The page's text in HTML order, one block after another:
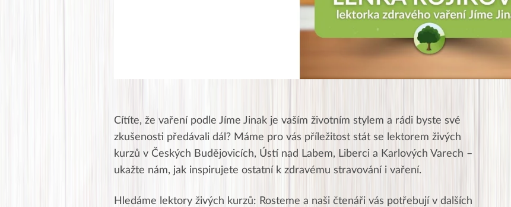
Cítíte, že vaření podle Jíme Jinak je vaším životním stylem a rádi byste své
zkušenosti předávali dál? Máme pro vás příležitost stát se lektorem živých
kurzů v Českých Budějovicích, Ústí nad Labem, Liberci a Karlových Varech –
ukažte nám, jak inspirujete ostatní k zdravému stravování i vaření.
Hledáme lektory živých kurzů: Rosteme a naši čtenáři vás potřebují v dalších
J
Jana
Moc Vám všem děkuji za krásný pátek,
obzvlášť velké poděkování, obdiv a
Posílá…